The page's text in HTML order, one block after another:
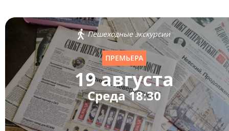
Пешеходные экскурсии
ПРЕМЬЕРА
19 августа
Среда 18:30